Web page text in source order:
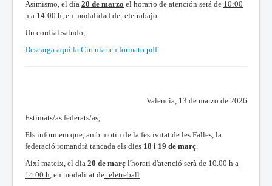
Asimismo, el día 20 de marzo el horario de atención será de 10:00
h a 14:00 h , en modalidad de teletrabajo
Un cordial saludo,
Descarga aquí la Circular en formato pdf
Valencia, 13 de marzo de 2026
Estimats/as federats/as,
Els informem que, amb motiu de la festivitat de les Falles, la
federació romandrà tancada els dies 18 i 19 de març
Així mateix, el dia 20 de març l'horari d'atenció serà de 10.00 h a
14.00 h , en modalitat de teletreball